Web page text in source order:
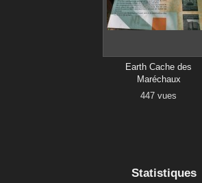
Earth Cache des
Maréchaux
447 vues
Statistiques